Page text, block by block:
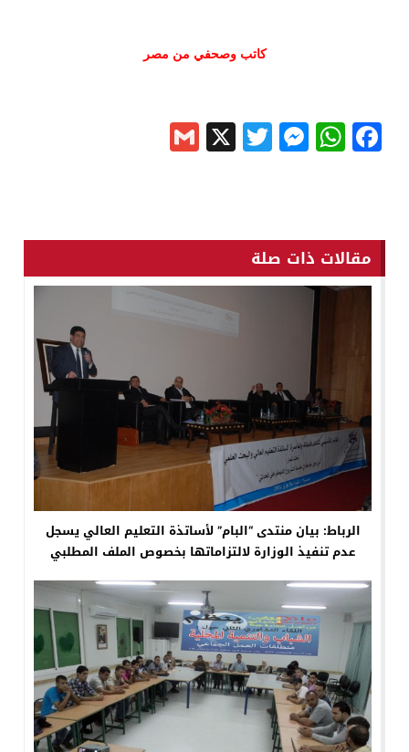
كاتب وصحفي من مصر
Facebook
WhatsApp
Messenger
Twitter
X
مقالات ذات صلة
الرباط: بيان منتدى “البام” لأساتذة التعليم العالي يسجل
عدم تنفيذ الوزارة لالتزاماتها بخصوص الملف المطلبي